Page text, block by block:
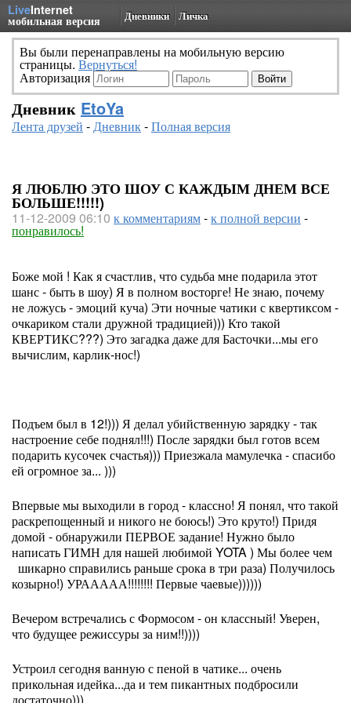
LiveInternet
мобильная версия Дневники Личка
Вы были перенаправлены на мобильную версию
страницы. Вернуться!
Авторизация
Дневник EtoYa
Лента друзей -Дневник-Полная версия
Я ЛЮБЛЮ ЭТО ШОУ С КАЖДЫМ ДНЕМ ВСЕ
БОЛЬШЕ!!!!!)
11-12-2009 06:10 к комментариям-к полной версии -
понравилось!
Боже мой ! Как я счастлив, что судьба мне подарила этот
шанс - быть в шоу) Я в полном восторге! Не знаю, почему
не ложусь - эмоций куча) Эти ночные чатики с квертиксом -
очкариком стали дружной традицией))) Кто такой
КВЕРТИКС???) Это загадка даже для Басточки...мы его
вычислим, карлик-нос!)
Подъем был в 12!))) Я делал убийственную зарядку - так
настроение себе поднял!!!) После зарядки был готов всем
подарить кусочек счастья))) Приезжала мамулечка - спасибо
ей огромное за... )))
Впервые мы выходили в город - классно! Я понял, что такой
раскрепощенный и никого не боюсь!) Это круто!) Придя
домой - обнаружили ПЕРВОЕ задание! Нужно было
написать ГИМН для нашей любимой YOTA ) Мы более чем
шикарно справились раньше срока в три раза) Получилось
козырно!) УРААААА!!!!!!!! Первые чаевые))))))
Вечером встречались с Формосом - он классный! Уверен,
что будущее режиссуры за ним!!))))
Устроил сегодня ванную с пеной в чатике... очень
прикольная идейка...да и тем пикантных подбросили